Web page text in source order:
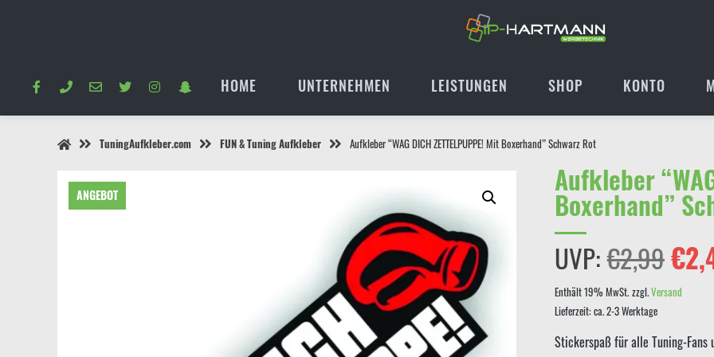
HOME UNTERNEHMEN LEISTUNGEN SHOP KONTO
TuningAufkleber.com FUN & Tuning Aufkleber Aufkleber “WAG DICH ZETTELPUPPE! Mit Boxerhand” Schwarz Rot
ANGEBOT Aufkleber
Boxerhand”
UVP:€2,99
Preis
war:
€
Enthält 19% MwSt. zzgl.Versand
Lieferzeit: ca. 2-3 Werktage
Stickerspaß für alle Tuning-Fans